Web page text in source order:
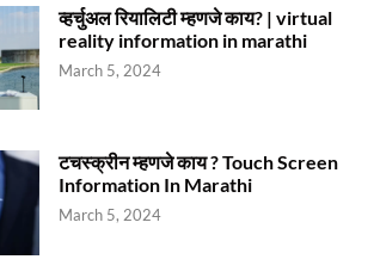
व्हर्चुअल रियालिटी म्हणजे काय? | virtual
reality information in marathi
March 5, 2024
टचस्क्रीन म्हणजे काय ? Touch Screen
Information In Marathi
March 5, 2024